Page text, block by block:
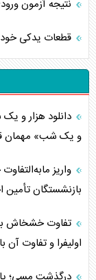
نتیجه آزمون ورودی
قطعات یدکی خودرو ۷۰ تا ۸۰ درصد
دانلود هزار و
و یک شب» مهمان
بازنشستگان تأمین
تفاوت خشخاش با
اولیفرا و تفاوت